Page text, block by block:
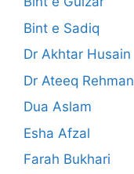
Bint e Sadiq
Dr Akhtar Husain
Dr Ateeq Rehman
Dua Aslam
Esha Afzal
Farah Bukhari